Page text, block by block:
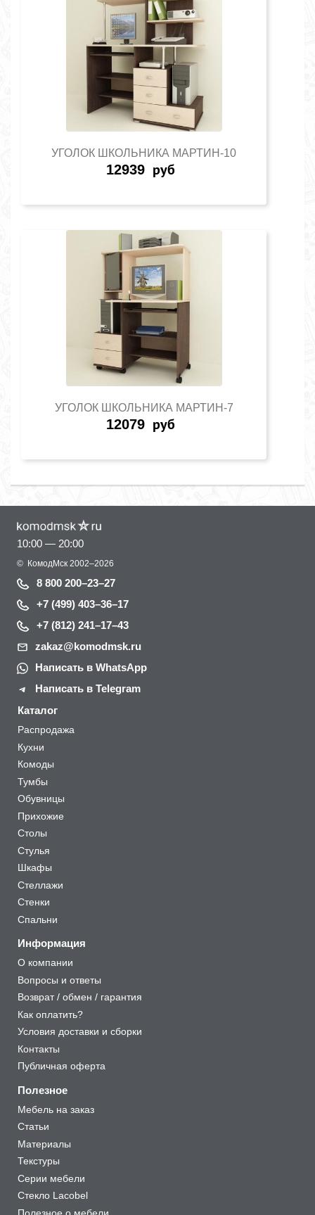
УГОЛОК ШКОЛЬНИКА МАРТИН-10
12939 руб
УГОЛОК ШКОЛЬНИКА МАРТИН-7
12079 руб
10:00 — 20:00
© КомодМск 2002–2026
8 800 200–23–27
+7 (499) 403–36–17
+7 (812) 241–17–43
zakaz@komodmsk.ru
Написать в WhatsApp
Написать в Telegram
Каталог
Распродажа
Кухни
Комоды
Тумбы
Обувницы
Прихожие
Столы
Стулья
Шкафы
Стеллажи
Стенки
Спальни
Информация
О компании
Вопросы и ответы
Возврат / обмен / гарантия
Как оплатить?
Условия доставки и сборки
Контакты
Публичная оферта
Полезное
Мебель на заказ
Статьи
Материалы
Текстуры
Серии мебели
Стекло Lacobel
Полезное о мебели